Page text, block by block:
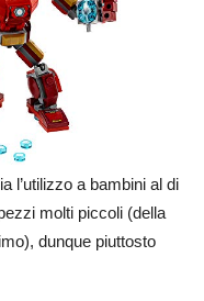
l’utilizzo a bambini al di
molti piccoli (della
dunque piuttosto